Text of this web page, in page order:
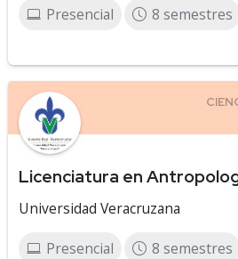
Presencial 8 semestres
Licenciatura en
Universidad Veracruzana
Presencial 8 semestres